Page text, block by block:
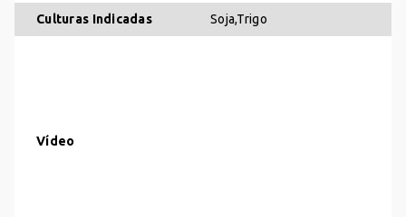
Culturas Indicadas Soja,Trigo
Vídeo